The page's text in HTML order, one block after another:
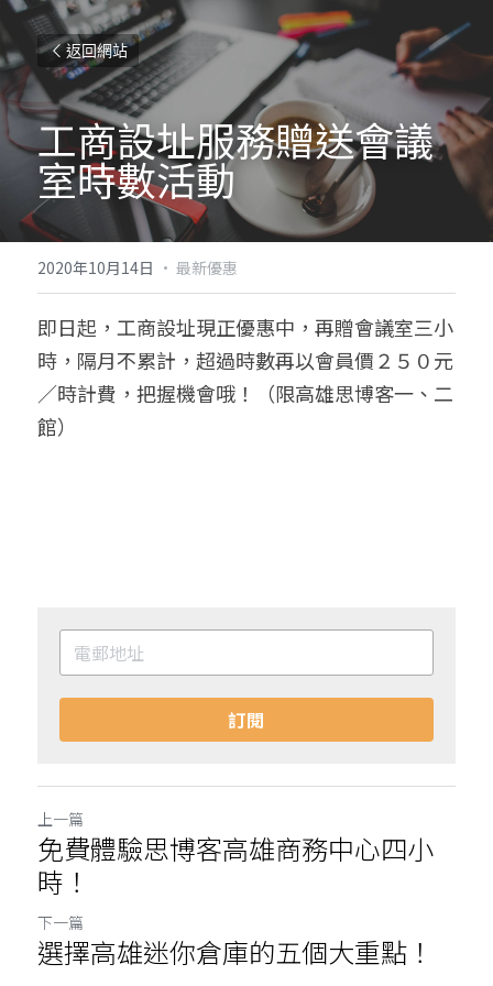
返回網站
工商設址服務贈送會議
室時數活動
2020年10月14日 · 最新優惠
即日起，工商設址現正優惠中，再贈會議室三小
時，隔月不累計，超過時數再以會員價２５０元
／時計費，把握機會哦！（限高雄思博客一、二
館）
訂閱
上一篇
免費體驗思博客高雄商務中心四小
時！
下一篇
選擇高雄迷你倉庫的五個大重點！